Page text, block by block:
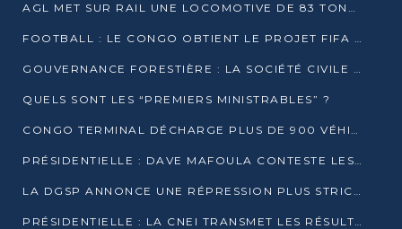
AGL MET SUR RAIL UNE LOCOMOTIVE DE 83 TONNES À POINTE-NOIRE
FOOTBALL : LE CONGO OBTIENT LE PROJET FIFA ARENA POUR SES 15 DÉPARTEMENTS
GOUVERNANCE FORESTIÈRE : LA SOCIÉTÉ CIVILE CONGOLAISE AFFICHE SES PRIORITÉS POUR 2026
QUELS SONT LES “PREMIERS MINISTRABLES” ?
CONGO TERMINAL DÉCHARGE PLUS DE 900 VÉHICULES EN QUELQUES HEURES
PRÉSIDENTIELLE : DAVE MAFOULA CONTESTE LES RÉSULTATS PROVISOIRES
LA DGSP ANNONCE UNE RÉPRESSION PLUS STRICTE CONTRE LES MOTO-TAXIS
PRÉSIDENTIELLE : LA CNEI TRANSMET LES RÉSULTATS PROVISOIRES À LA COUR CONSTITUTIONNELLE